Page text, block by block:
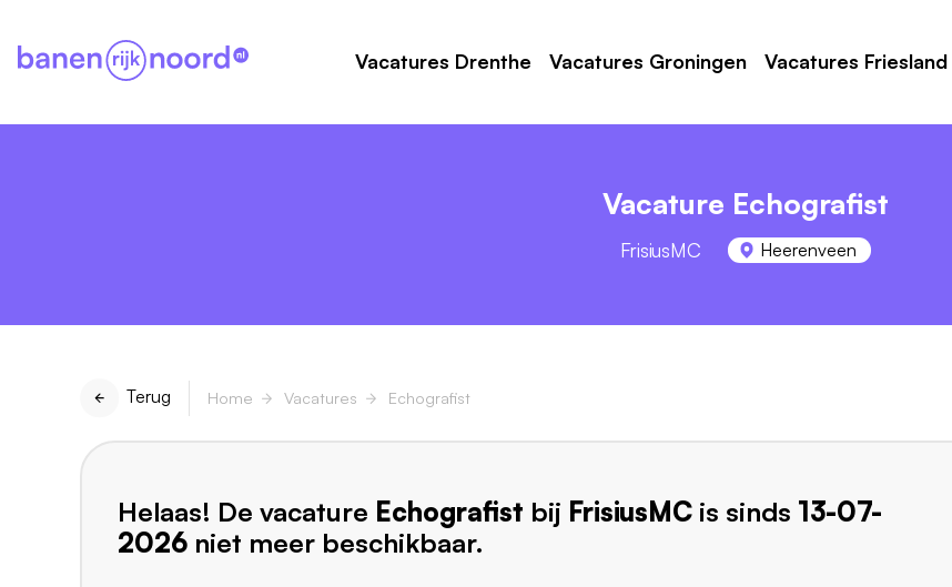
Vacatures Drenthe Vacatures Groningen Vacatures Friesland
Vacature Echografist
FrisiusMC Heerenveen
Terug Home Vacatures Echografist
Helaas! De vacature Echografist bij FrisiusMC is sinds 13-07-
2026 niet meer beschikbaar.